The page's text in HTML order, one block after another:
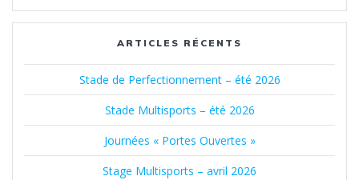
ARTICLES RÉCENTS
Stade de Perfectionnement – été 2026
Stade Multisports – été 2026
Journées « Portes Ouvertes »
Stage Multisports – avril 2026